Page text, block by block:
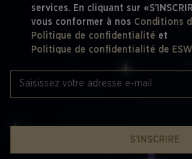
services. En cliquant sur
vous conformer à nos Conditions
Politique de confidentialité et
Politique de confidentialité de
S’INSCRIRE